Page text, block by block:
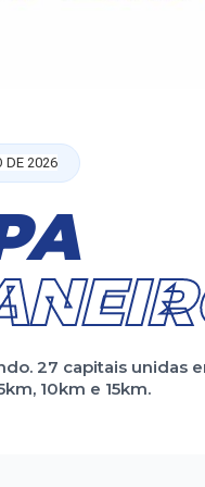
DE 2026
27 capitais unidas
10km e 15km.